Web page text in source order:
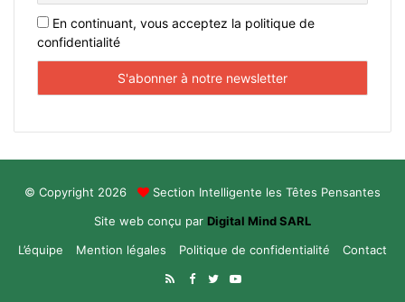
En continuant, vous acceptez la politique de
confidentialité
© Copyright 2026
Section Intelligente les Têtes Pensantes
Site web conçu par Digital Mind SARL
L’équipe
Mention légales Politique de confidentialité
Contact
RSSFacebook
TwitterYouTube